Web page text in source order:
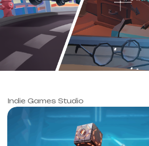
Indie Games Studio